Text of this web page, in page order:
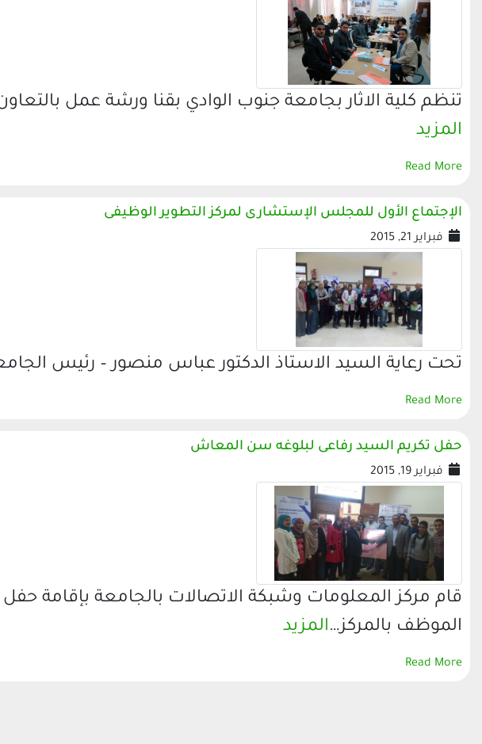
تنظم كلية الاثار بجامعة جنوب الوادي بقنا ورشة عمل
المزيد
Read More
الإجتماع الأول للمجلس الإستشارى لمركز التطوير الوظيفى
فبراير 21, 2015
تحت رعاية السيد الاستاذ الدكتور عباس منصور – رئيس
Read More
حفل تكريم السيد رفاعى لبلوغه سن المعاش
فبراير 19, 2015
قام مركز المعلومات وشبكة الاتصالات بالجامعة بإقامة
الموظف بالمركز…المزيد
Read More